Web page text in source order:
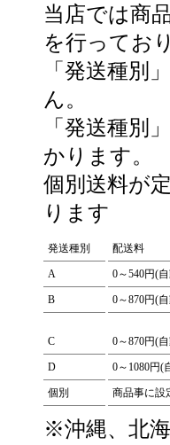
当店では商
を行ってお
「発送種別
ん。
「発送種別
かります。
個別送料が
ります
発送種別 配送料
A 0～540円(
B 0～870円(
C 0～870円(
D 0～1080円(
個別 商品事に設
※沖縄、北